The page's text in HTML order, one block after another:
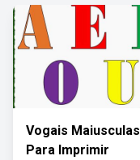
Vogais Maiusculas
Para Imprimir